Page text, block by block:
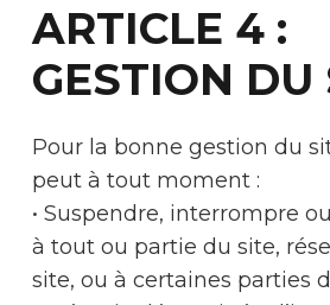
ARTICLE 4 :
GESTION DU
Pour la bonne gestion du
peut à tout moment :
• Suspendre, interrompre
à tout ou partie du site,
site, ou à certaines parties